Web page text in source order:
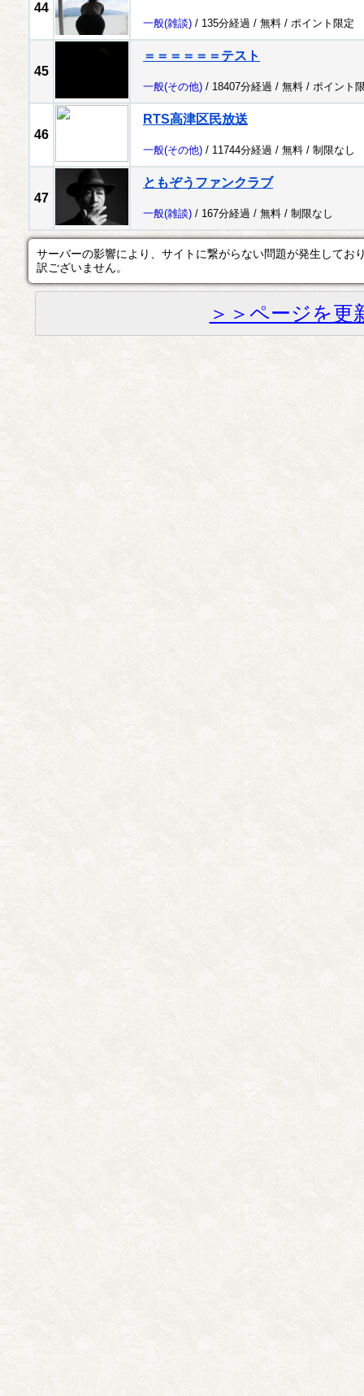
44
一般(雑談) / 135分経過 / 無料 / ポイント限定
45
＝＝＝＝＝＝テスト
一般(その他) / 18407分経過 / 無料 / ポイント
46
RTS高津区民放送
一般(その他) / 11744分経過 / 無料 / 制限なし
47
ともぞうファンクラブ
一般(雑談) / 167分経過 / 無料 / 制限なし
サーバーの影響により、サイトに繋がらない問題が発生してお
訳ございません。
＞＞ページを更